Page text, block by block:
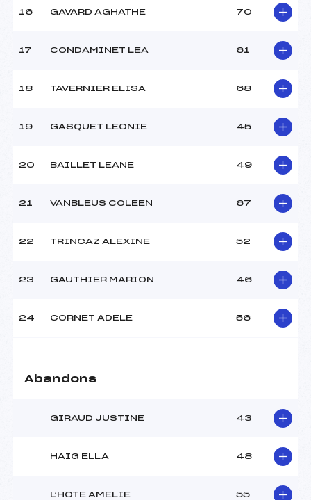
128.2500
Catégorie :
U16
16 GAVARD AGHATHE 70
17 CONDAMINET LEA 61
18 TAVERNIER ELISA 68
19 GASQUET LEONIE 45
20 BAILLET LEANE 49
21 VANBLEUS COLEEN 67
22 TRINCAZ ALEXINE 52
23 GAUTHIER MARION 46
24 CORNET ADELE 56
Abandons
GIRAUD JUSTINE 43
HAIG ELLA 48
L’HOTE AMELIE 55